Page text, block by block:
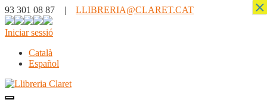
93 301 08 87 | LLIBRERIA@CLARET.CAT
Iniciar sessió
Català
Español
×